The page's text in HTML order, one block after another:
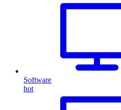
Software
hot